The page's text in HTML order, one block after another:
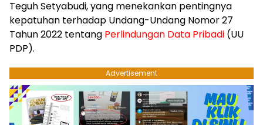
Teguh Setyabudi, yang menekankan pentingnya
kepatuhan terhadap Undang-Undang Nomor 27
Tahun 2022 tentang Perlindungan Data Pribadi (UU
PDP).
Advertisement